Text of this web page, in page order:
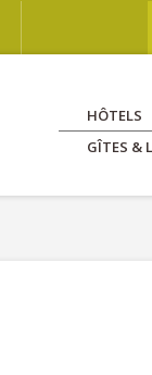
HÔTELS
GÎTES &